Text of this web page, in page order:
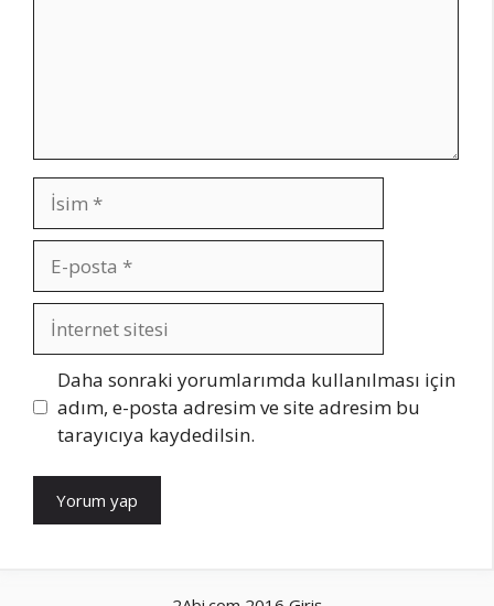
İsim
posta
İnternet
sitesi
Daha sonraki yorumlarımda kullanılması için
adım, e-posta adresim ve site adresim bu
tarayıcıya kaydedilsin.